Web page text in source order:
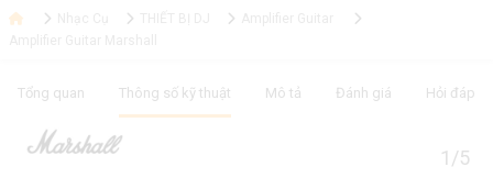
Tổng quan Thông số kỹ thuật Mô tả Đánh giá Hỏi đáp
1/5